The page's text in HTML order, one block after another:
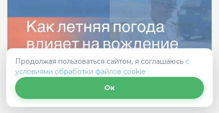
Продолжая пользоваться сайтом, я соглашаюсь с
условиями обработки файлов cookie
Ок